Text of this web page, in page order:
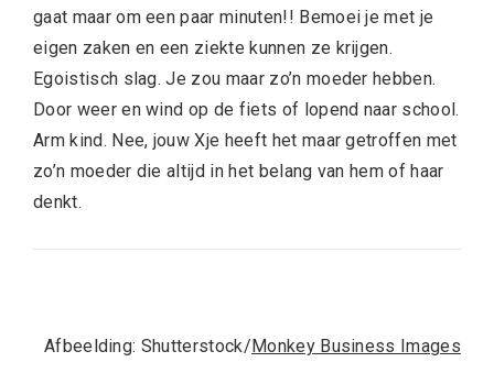
gaat maar om een paar minuten!! Bemoei je met je
eigen zaken en een ziekte kunnen ze krijgen.
Egoistisch slag. Je zou maar zo’n moeder hebben.
Door weer en wind op de fiets of lopend naar school.
Arm kind. Nee, jouw Xje heeft het maar getroffen met
zo’n moeder die altijd in het belang van hem of haar
denkt.
Afbeelding: Shutterstock/Monkey Business Images